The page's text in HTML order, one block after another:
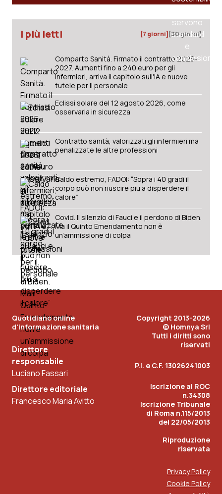
I più letti [7 giorni] [30 giorni]
Comparto Sanità. Firmato il contratto 2025-
2027. Aumenti fino a 240 euro per gli
infermieri, arriva il capitolo sull'IA e nuove
tutele per il personale
Eclissi solare del 12 agosto 2026, come
osservarla in sicurezza
Contratto sanità, valorizzati gli infermieri ma
penalizzate le altre professioni
Caldo estremo, FADOI: “Sopra i 40 gradi il
corpo può non riuscire più a disperdere il
calore”
Covid. Il silenzio di Fauci e il perdono di Biden.
Ma il Quinto Emendamento non è
un’ammissione di colpa
Quotidiano online
d'informazione sanitaria
Direttore
responsabile
Luciano Fassari
Direttore editoriale
Francesco Maria Avitto
Copyright 2013-2026
© Homnya Srl
Tutti i diritti sono
riservati
P.I. e C.F. 13026241003
Iscrizione al ROC
n.34308
Iscrizione Tribunale
di Roma n.115/2013
del 22/05/2013
Riproduzione
riservata
Privacy Policy
Cookie Policy